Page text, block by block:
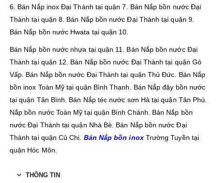
6. Bán Nắp inox Đại Thành tại quận 7. Bán Nắp bồn nước Đại
Thành tại quận 8. Bán Nắp bồn nước Đại Thành tại quận 9.
Bán Nắp bồn nước Hwata tại quận 10.
Bán Nắp bồn nước nhựa tại quận 11. Bán Nắp bồn nước Đại
Thành tại quận 12. Bán Nắp bồn nước Đại Thành tại quận Gò
Vấp. Bán Nắp bồn nước Đại Thành tại quận Thủ Đức. Bán Nắp
bồn inox Toàn Mỹ tại quận Bình Thạnh. Bán Nắp đậy bồn nước
tại quận Tân Bình. Bán Nắp téc nước sơn Hà tại quận Tân Phú.
Nắp bồn nước Toàn Mỹ tại quận Bình Chánh. Bán Nắp bồn
nước Đại Thành tại quận Nhà Bè. Bán Nắp bồn nước Đại
Thành tại quận Củ Chi. Bán Nắp bồn inoxTrường Tuyền tại
quận Hóc Môn.
THÔNG TIN